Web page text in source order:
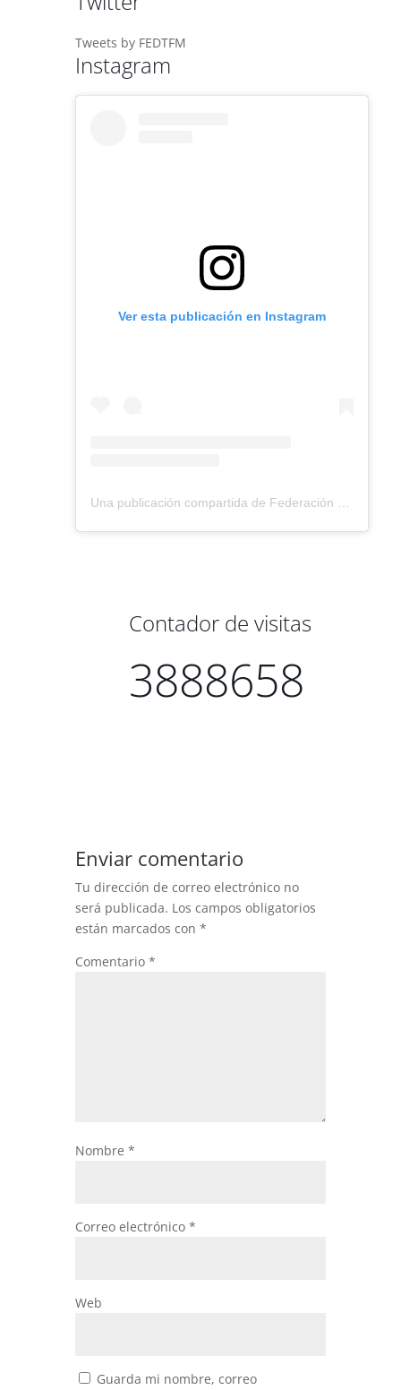
Tweets by FEDTFM
Instagram
Ver esta publicación en Instagram
Una publicación compartida de Federación Montañismo Tenerife (@federacion_montanismo_tenerife)
Contador de visitas
3888658
Enviar comentario
Tu dirección de correo electrónico no
será publicada. Los campos obligatorios
están marcados con *
Comentario *
Nombre *
Correo electrónico *
Web
Guarda mi nombre, correo